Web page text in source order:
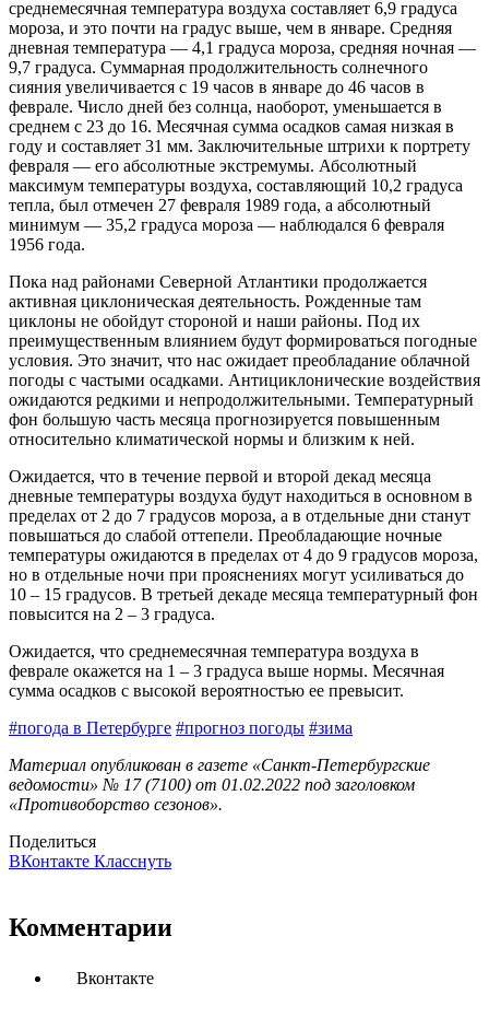
среднемесячная температура воздуха составляет 6,9 градуса
мороза, и это почти на градус выше, чем в январе. Средняя
дневная температура — 4,1 градуса мороза, средняя ночная —
9,7 градуса. Суммарная продолжительность солнечного
сияния увеличивается с 19 часов в январе до 46 часов в
феврале. Число дней без солнца, наоборот, уменьшается в
среднем с 23 до 16. Месячная сумма осадков самая низкая в
году и составляет 31 мм. Заключительные штрихи к портрету
февраля — его абсолютные экстремумы. Абсолютный
максимум температуры воздуха, составляющий 10,2 градуса
тепла, был отмечен 27 февраля 1989 года, а абсолютный
минимум — 35,2 градуса мороза — наблюдался 6 февраля
1956 года.
Пока над районами Северной Атлантики продолжается
активная циклоническая деятельность. Рожденные там
циклоны не обойдут стороной и наши районы. Под их
преимущественным влиянием будут формироваться погодные
условия. Это значит, что нас ожидает преобладание облачной
погоды с частыми осадками. Антициклонические воздействия
ожидаются редкими и непродолжительными. Температурный
фон большую часть месяца прогнозируется повышенным
относительно климатической нормы и близким к ней.
Ожидается, что в течение первой и второй декад месяца
дневные температуры воздуха будут находиться в основном в
пределах от 2 до 7 градусов мороза, а в отдельные дни станут
повышаться до слабой оттепели. Преобладающие ночные
температуры ожидаются в пределах от 4 до 9 градусов мороза,
но в отдельные ночи при прояснениях могут усиливаться до
10 – 15 градусов. В третьей декаде месяца температурный фон
повысится на 2 – 3 градуса.
Ожидается, что среднемесячная температура воздуха в
феврале окажется на 1 – 3 градуса выше нормы. Месячная
сумма осадков с высокой вероятностью ее превысит.
#погода в Петербурге #прогноз погоды #зима
Материал опубликован в газете «Санкт-Петербургские
ведомости» № 17 (7100) от 01.02.2022 под заголовком
«Противоборство сезонов».
Поделиться
ВКонтакте Класснуть
Комментарии
Вконтакте